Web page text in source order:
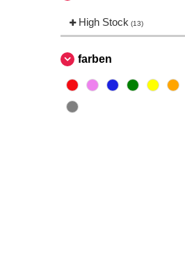
High Stock (13)
farben